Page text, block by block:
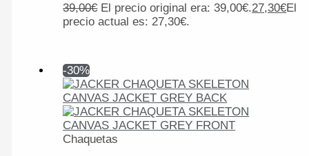
39,00€ El precio original era: 39,00€.27,30€El
precio actual es: 27,30€.
-30%
Chaquetas